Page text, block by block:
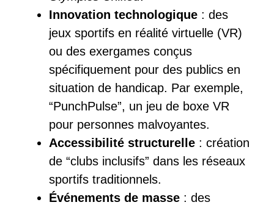
Innovation technologique : des
jeux sportifs en réalité virtuelle (VR)
ou des exergames conçus
spécifiquement pour des publics en
situation de handicap. Par exemple,
“PunchPulse”, un jeu de boxe VR
pour personnes malvoyantes.
Accessibilité structurelle : création
de “clubs inclusifs” dans les réseaux
sportifs traditionnels.
Événements de masse : des